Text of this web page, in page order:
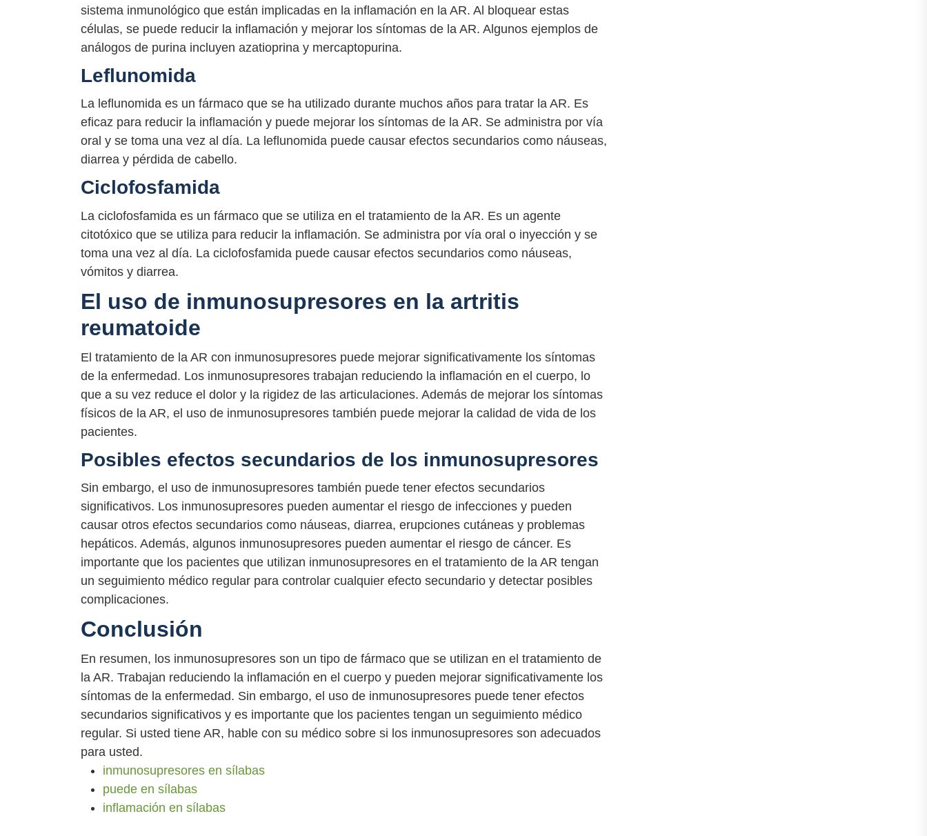
sistema inmunológico que están implicadas en la inflamación en la AR. Al bloquear estas
células, se puede reducir la inflamación y mejorar los síntomas de la AR. Algunos ejemplos de
análogos de purina incluyen azatioprina y mercaptopurina.
Leflunomida
La leflunomida es un fármaco que se ha utilizado durante muchos años para tratar la AR. Es
eficaz para reducir la inflamación y puede mejorar los síntomas de la AR. Se administra por vía
oral y se toma una vez al día. La leflunomida puede causar efectos secundarios como náuseas,
diarrea y pérdida de cabello.
Ciclofosfamida
La ciclofosfamida es un fármaco que se utiliza en el tratamiento de la AR. Es un agente
citotóxico que se utiliza para reducir la inflamación. Se administra por vía oral o inyección y se
toma una vez al día. La ciclofosfamida puede causar efectos secundarios como náuseas,
vómitos y diarrea.
El uso de inmunosupresores en la artritis
reumatoide
El tratamiento de la AR con inmunosupresores puede mejorar significativamente los síntomas
de la enfermedad. Los inmunosupresores trabajan reduciendo la inflamación en el cuerpo, lo
que a su vez reduce el dolor y la rigidez de las articulaciones. Además de mejorar los síntomas
físicos de la AR, el uso de inmunosupresores también puede mejorar la calidad de vida de los
pacientes.
Posibles efectos secundarios de los inmunosupresores
Sin embargo, el uso de inmunosupresores también puede tener efectos secundarios
significativos. Los inmunosupresores pueden aumentar el riesgo de infecciones y pueden
causar otros efectos secundarios como náuseas, diarrea, erupciones cutáneas y problemas
hepáticos. Además, algunos inmunosupresores pueden aumentar el riesgo de cáncer. Es
importante que los pacientes que utilizan inmunosupresores en el tratamiento de la AR tengan
un seguimiento médico regular para controlar cualquier efecto secundario y detectar posibles
complicaciones.
Conclusión
En resumen, los inmunosupresores son un tipo de fármaco que se utilizan en el tratamiento de
la AR. Trabajan reduciendo la inflamación en el cuerpo y pueden mejorar significativamente los
síntomas de la enfermedad. Sin embargo, el uso de inmunosupresores puede tener efectos
secundarios significativos y es importante que los pacientes tengan un seguimiento médico
regular. Si usted tiene AR, hable con su médico sobre si los inmunosupresores son adecuados
para usted.
inmunosupresores en sílabas
puede en sílabas
inflamación en sílabas